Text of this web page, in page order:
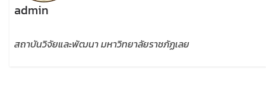
admin
สถาบันวิจัยและพัฒนา มหาวิทยาลัยราชภัฏเลย